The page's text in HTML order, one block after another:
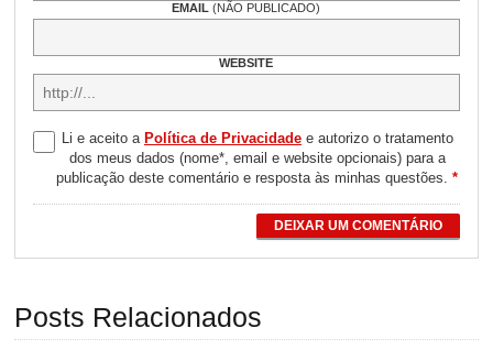
EMAIL(NÃO PUBLICADO)
WEBSITE
Li e aceito a Política de Privacidadee autorizo o tratamento
dos meus dados (nome*, email e website opcionais) para a
publicação deste comentário e resposta às minhas questões.*
DEIXAR UM COMENTÁRIO
Posts Relacionados